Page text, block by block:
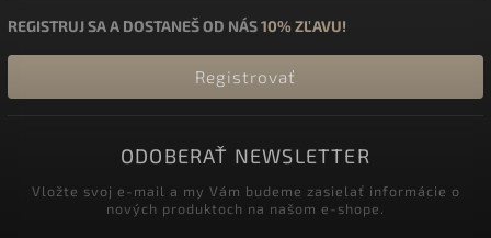
REGISTRUJ SA A DOSTANEŠ OD NÁS10% ZĽAVU!
Registrovať
ODOBERAŤ NEWSLETTER
Vložte svoj e-mail a my Vám budeme zasielať informácie o
nových produktoch na našom e-shope.